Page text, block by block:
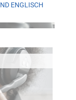
ENGLISCH